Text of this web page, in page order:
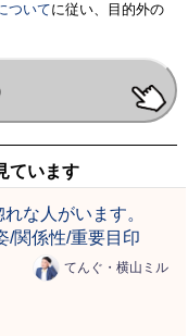
ついてに従い、目的外の
ています
な人がいます。
/関係性/重要目印
てんぐ・横山ミル